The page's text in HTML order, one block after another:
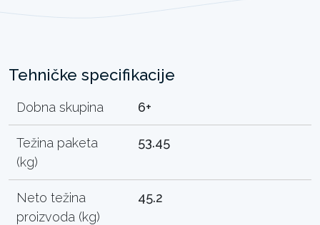
Tehničke specifikacije
Dobna skupina 6+
Težina paketa
(kg)
53.45
Neto težina
proizvoda (kg)
45.2